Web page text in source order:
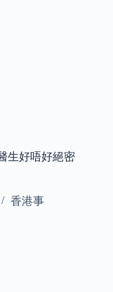
生好唔好絕密
香港事